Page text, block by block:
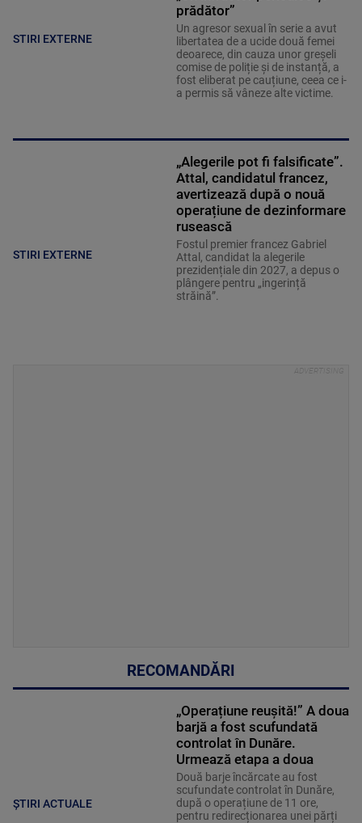
STIRI EXTERNE
prădător”
Un agresor sexual în serie a avut
libertatea de a ucide două femei
deoarece, din cauza unor greșeli
comise de poliție și de instanță, a
fost eliberat pe cauțiune, ceea ce i-
a permis să vâneze alte victime.
STIRI EXTERNE
„Alegerile pot fi falsificate”.
Attal, candidatul francez,
avertizează după o nouă
operațiune de dezinformare
rusească
Fostul premier francez Gabriel
Attal, candidat la alegerile
prezidențiale din 2027, a depus o
plângere pentru „ingerință
străină”.
RECOMANDĂRI
ȘTIRI ACTUALE
„Operațiune reușită!” A doua
barjă a fost scufundată
controlat în Dunăre.
Urmează etapa a doua
Două barje încărcate au fost
scufundate controlat în Dunăre,
după o operațiune de 11 ore,
pentru redirecționarea unei părți